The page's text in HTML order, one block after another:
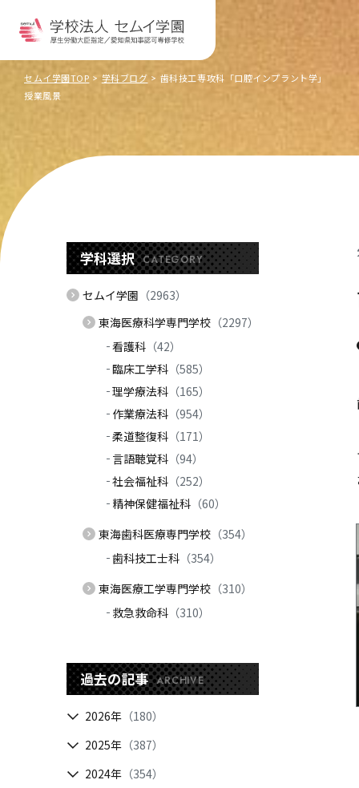
セムイ学園TOP 学科ブログ
歯科技工専攻科「口腔インプラント学」
授業風景
学科選択 CATEGORY
セムイ学園 （2963）
東海医療科学専門学校 （2297）
看護科 （42）
臨床工学科 （585）
理学療法科 （165）
作業療法科 （954）
柔道整復科 （171）
言語聴覚科 （94）
社会福祉科 （252）
精神保健福祉科 （60）
東海歯科医療専門学校 （354）
歯科技工士科 （354）
東海医療工学専門学校 （310）
救急救命科 （310）
過去の記事 ARCHIVE
2026年 （180）
2025年 （387）
2024年 （354）